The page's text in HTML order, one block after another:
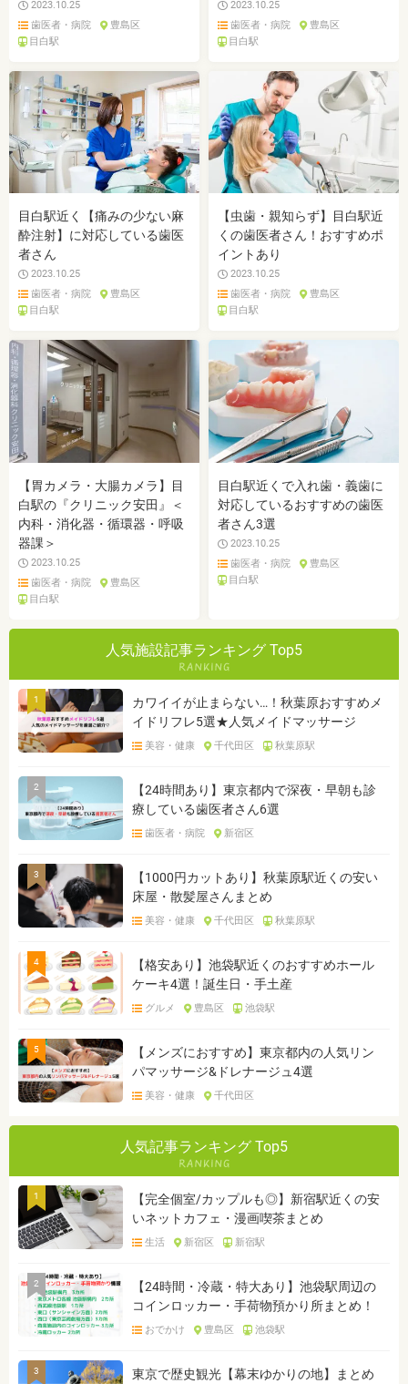
2023.10.25
歯医者・病院
豊島区
目白駅
2023.10.25
歯医者・病院
豊島区
目白駅
目白駅近く【痛みの少ない麻
酔注射】に対応している歯医
者さん
2023.10.25
歯医者・病院
豊島区
目白駅
【虫歯・親知らず】目白駅近
くの歯医者さん！おすすめポ
イントあり
2023.10.25
歯医者・病院
豊島区
目白駅
【胃カメラ・大腸カメラ】目
白駅の『クリニック安田』＜
内科・消化器・循環器・呼吸
器課＞
2023.10.25
歯医者・病院
豊島区
目白駅
目白駅近くで入れ歯・義歯に
対応しているおすすめの歯医
者さん3選
2023.10.25
歯医者・病院
豊島区
目白駅
人気施設記事ランキング Top5
1
カワイイが止まらない…！秋葉原おすすめメ
イドリフレ5選★人気メイドマッサージ
美容・健康 千代田区 秋葉原駅
2
【24時間あり】東京都内で深夜・早朝も診
療している歯医者さん6選
歯医者・病院 新宿区
3
【1000円カットあり】秋葉原駅近くの安い
床屋・散髪屋さんまとめ
美容・健康 千代田区 秋葉原駅
4
【格安あり】池袋駅近くのおすすめホール
ケーキ4選！誕生日・手土産
グルメ 豊島区 池袋駅
5
【メンズにおすすめ】東京都内の人気リン
パマッサージ&ドレナージュ4選
美容・健康 千代田区
人気記事ランキング Top5
1
【完全個室/カップルも◎】新宿駅近くの安
いネットカフェ・漫画喫茶まとめ
生活 新宿区 新宿駅
2
【24時間・冷蔵・特大あり】池袋駅周辺の
コインロッカー・手荷物預かり所まとめ！
おでかけ 豊島区 池袋駅
3
東京で歴史観光【幕末ゆかりの地】まとめ